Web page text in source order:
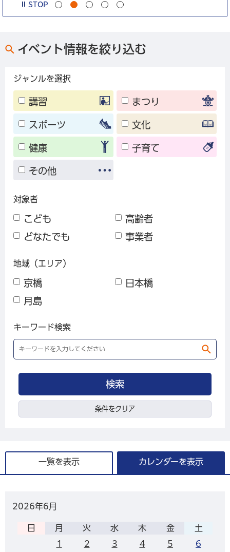
STOP
イベント情報を絞り込む
ジャンルを選択
講習 まつり
スポーツ 文化
健康 子育て
その他
対象者
こども
高齢者
どなたでも
事業者
地域（エリア）
京橋
日本橋
月島
キーワード検索
条件をクリア
一覧を表示 カレンダーを表示
2026年6月
日 月 火 水 木 金
土
1
2 3 4 5 6